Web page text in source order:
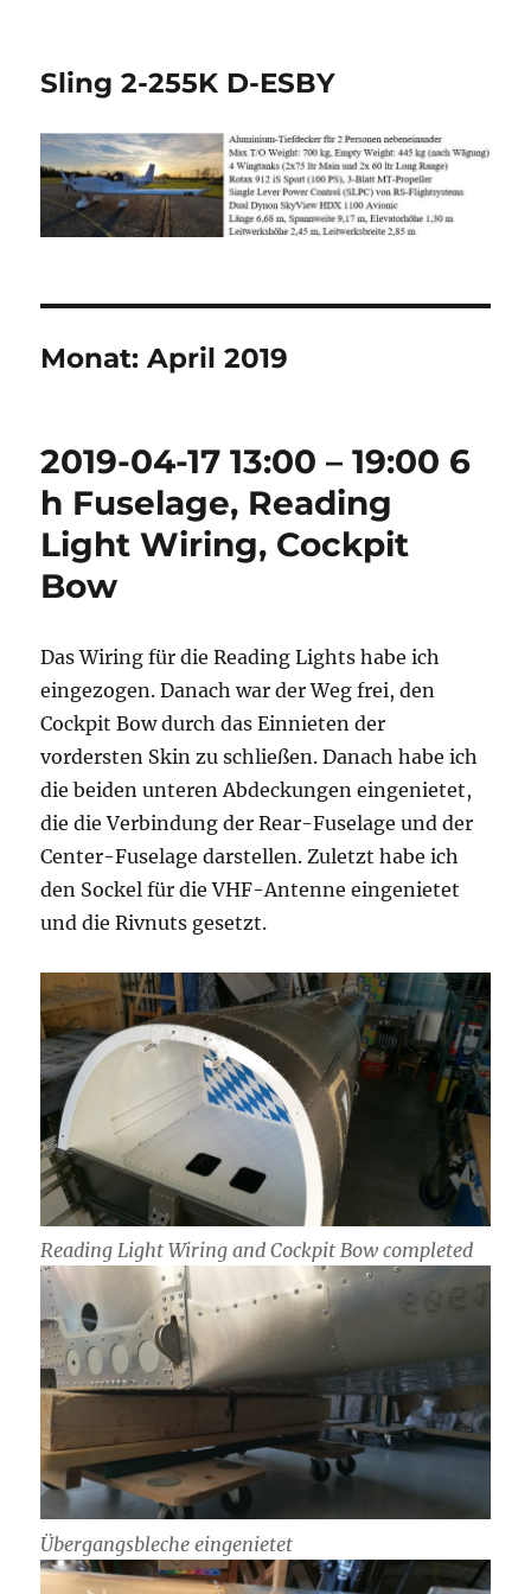
Sling 2-255K D-ESBY
Monat:April 2019
2019-04-17 13:00 – 19:00 6
h Fuselage, Reading
Light Wiring, Cockpit
Bow
Das Wiring für die Reading Lights habe ich
eingezogen. Danach war der Weg frei, den
Cockpit Bow durch das Einnieten der
vordersten Skin zu schließen. Danach habe ich
die beiden unteren Abdeckungen eingenietet,
die die Verbindung der Rear-Fuselage und der
Center-Fuselage darstellen. Zuletzt habe ich
den Sockel für die VHF-Antenne eingenietet
und die Rivnuts gesetzt.
Reading Light Wiring and Cockpit Bow completed
Übergangsbleche eingenietet